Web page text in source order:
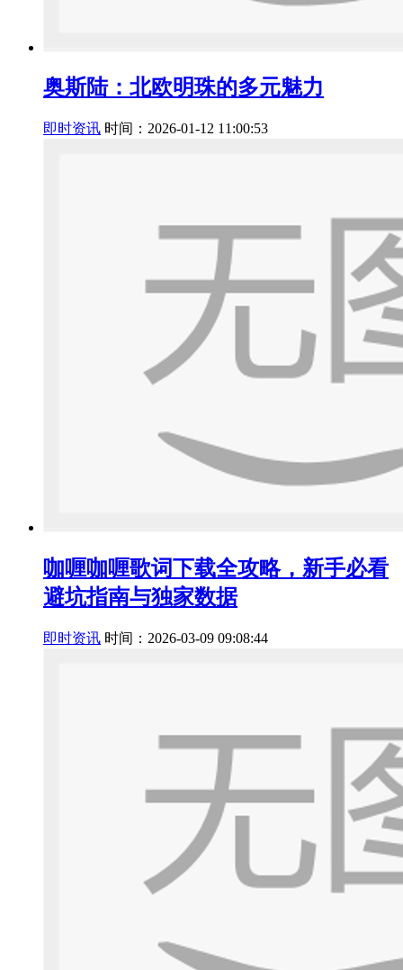
奥斯陆：北欧明珠的多元魅力
即时资讯 时间：2026-01-12 11:00:53
咖喱咖喱歌词下载全攻略，新手必看
避坑指南与独家数据
即时资讯 时间：2026-03-09 09:08:44